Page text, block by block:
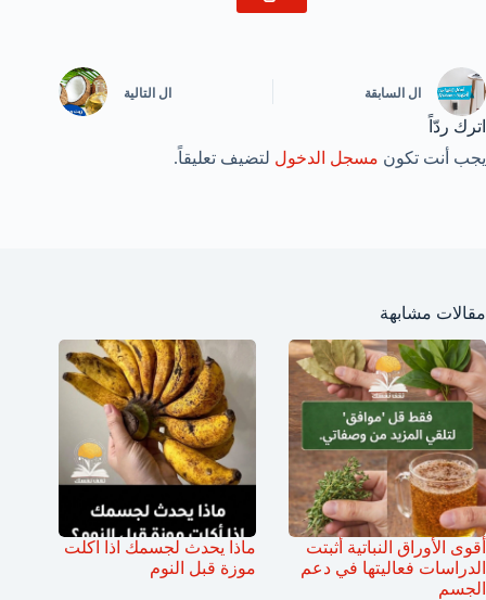
ال السابقة ال التالية
اترك ردّاً
يجب أنت تكون مسجل الدخول لتضيف تعليقاً.
مقالات مشابهة
أقوى الأوراق النباتية أثبتت
الدراسات فعاليتها في دعم
الجسم
ماذا يحدث لجسمك اذا اكلت
موزة قبل النوم